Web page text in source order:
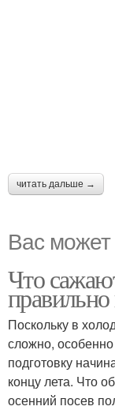
читать дальше →
Вас может
Что
правильно
Поскольку в
сложно,
подготовку
концу лета. Что
осенний посев